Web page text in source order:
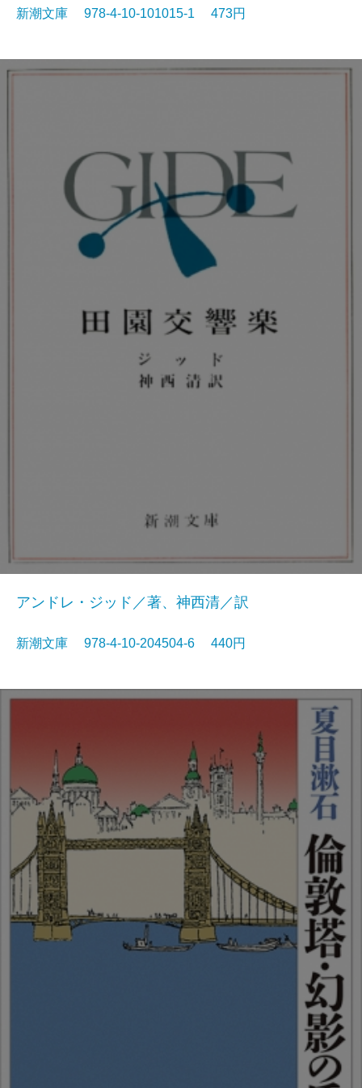
新潮文庫 978-4-10-101015-1 473円
アンドレ・ジッド／著、神西清／訳
新潮文庫 978-4-10-204504-6 440円